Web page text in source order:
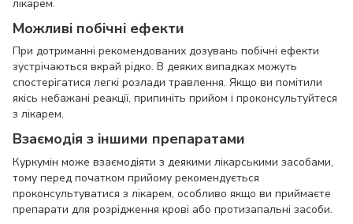
лікарем.
Можливі побічні ефекти
При дотриманні рекомендованих дозувань побічні ефекти
зустрічаються вкрай рідко. В деяких випадках можуть
спостерігатися легкі розлади травлення. Якщо ви помітили
якісь небажані реакції, припиніть прийом і проконсультуйтеся
з лікарем.
Взаємодія з іншими препаратами
Куркумін може взаємодіяти з деякими лікарськими засобами,
тому перед початком прийому рекомендується
проконсультуватися з лікарем, особливо якщо ви приймаєте
препарати для розрідження крові або протизапальні засоби.